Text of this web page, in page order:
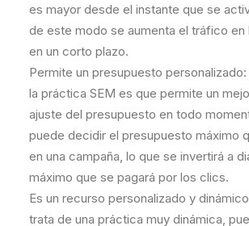
es mayor desde el instante que se
de este modo se aumenta el tráfico en
en un corto plazo.
Permite un presupuesto
la práctica SEM es que permite un
ajuste del presupuesto en todo
puede decidir el presupuesto máximo
en una campaña, lo que se invertirá a
máximo que se pagará por los clics.
Es un recurso personalizado y
trata de una práctica muy dinámica,